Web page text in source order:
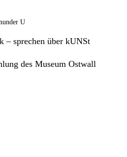
U
– sprechen über kUNSt
des Museum Ostwall